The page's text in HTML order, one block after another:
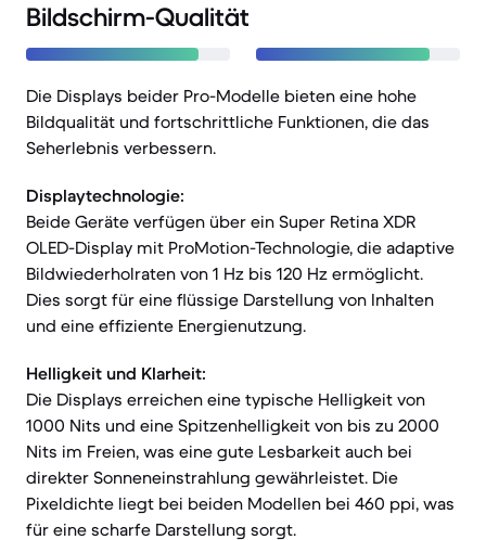
Bildschirm-Qualität
Die Displays beider Pro-Modelle bieten eine hohe
Bildqualität und fortschrittliche Funktionen, die das
Seherlebnis verbessern.
Displaytechnologie:
Beide Geräte verfügen über ein Super Retina XDR
OLED-Display mit ProMotion-Technologie, die adaptive
Bildwiederholraten von 1 Hz bis 120 Hz ermöglicht.
Dies sorgt für eine flüssige Darstellung von Inhalten
und eine effiziente Energienutzung.
Helligkeit und Klarheit:
Die Displays erreichen eine typische Helligkeit von
1000 Nits und eine Spitzenhelligkeit von bis zu 2000
Nits im Freien, was eine gute Lesbarkeit auch bei
direkter Sonneneinstrahlung gewährleistet. Die
Pixeldichte liegt bei beiden Modellen bei 460 ppi, was
für eine scharfe Darstellung sorgt.